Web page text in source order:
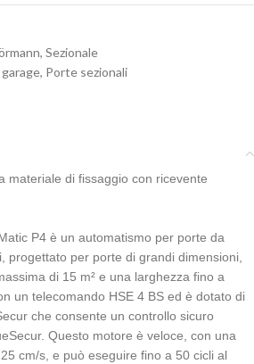
, Sezionale
, Porte sezionali
materiale di fissaggio con ricevente
P4 è un automatismo per porte da
progettato per porte di grandi dimensioni,
di 15 m² e una larghezza fino a
un telecomando HSE 4 BS ed è dotato di
che consente un controllo sicuro
Questo motore è veloce, con una
cm/s, e può eseguire fino a 50 cicli al